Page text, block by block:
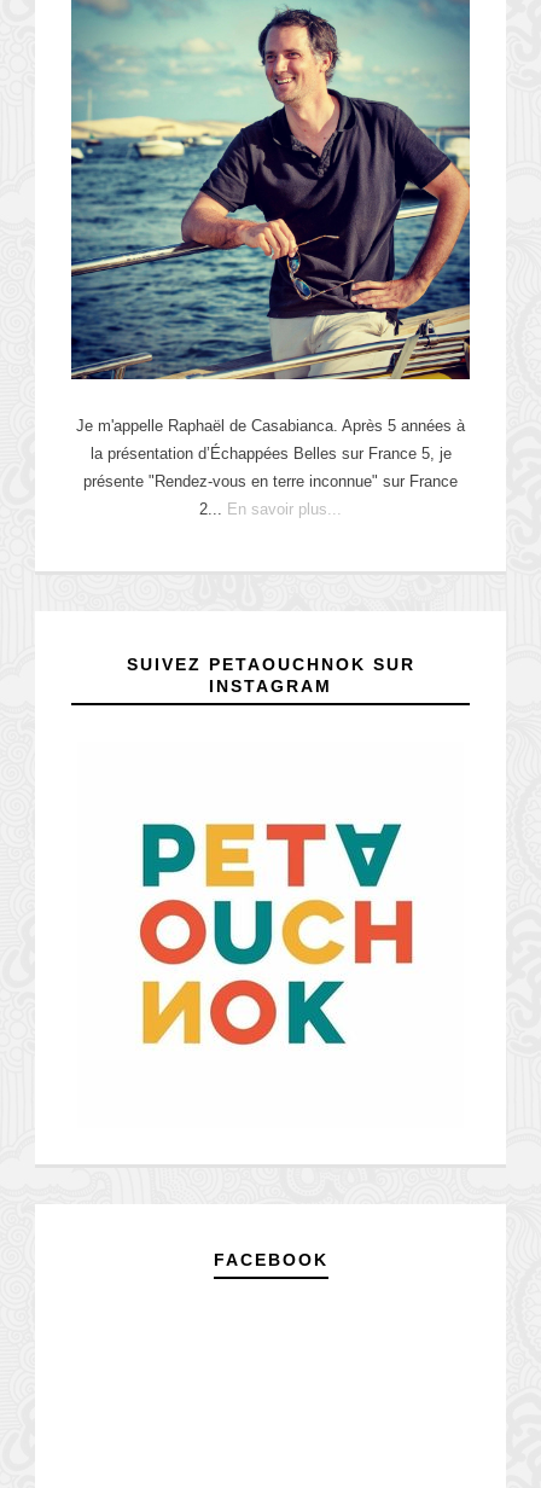
Je m'appelle Raphaël de Casabianca. Après 5 années à
la présentation d’Échappées Belles sur France 5, je
présente "Rendez-vous en terre inconnue" sur France
2... En savoir plus...
SUIVEZ PETAOUCHNOK SUR
INSTAGRAM
FACEBOOK